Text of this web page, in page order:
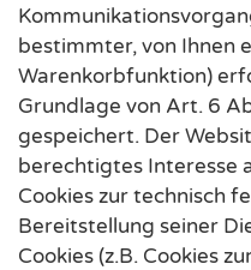
bestimmter, von Ihnen
Warenkorbfunktion)
Grundlage von Art. 6
gespeichert. Der
berechtigtes Interesse
Cookies zur technisch
Bereitstellung seiner
Cookies (z.B. Cookies